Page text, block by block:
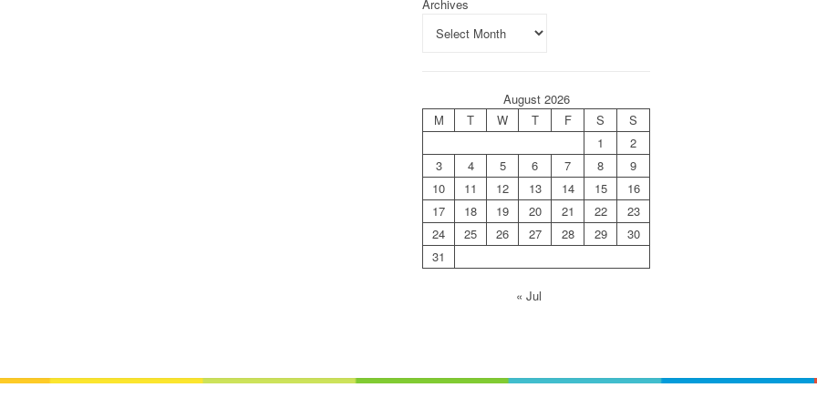
Archives
August 2026
M
T W T F S
S
1
2
3
4 5 6 7 8
9
10
11 12 13 14 15
16
17
18 19 20 21 22
23
24
25 26 27 28 29
30
31
« Jul